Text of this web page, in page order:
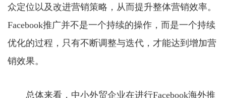
众定位以及改进营销策略，从而提升整体营销效率。
Facebook推广并不是一个持续的操作，而是一个持续
优化的过程，只有不断调整与迭代，才能达到增加营
销效果。
总体来看，中小外贸企业在进行Facebook海外推